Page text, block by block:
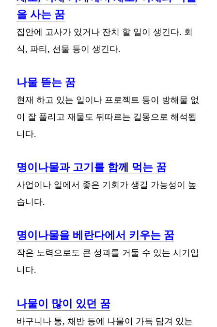
을 사는 꿈
집안에 고사가 있거나 잔치 할 일이 생긴다. 회
식, 파티, 선물 등이 생긴다.
나물 뜯는 꿈
현재 하고 있는 일이나 프로젝트 등이 방해물 없
이 잘 풀리고 재물도 뒤따르는 길몽으로 해석됩
니다.
명이나물과 고기를 함께 먹는 꿈
사업이나 일에서 좋은 기회가 생길 가능성이 높
습니다.
명이나물을 베란다에서 키우는 꿈
작은 노력으로도 큰 성과를 거둘 수 있는 시기입
니다.
나물이 많이 있던 꿈
바구니나 통, 채반 등에 나물이 가득 담겨 있는